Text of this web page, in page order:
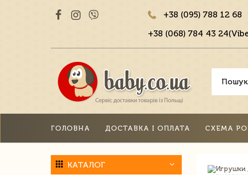
+38 (095) 788 12 68
+38 (068) 784 43
ГОЛОВНА ДОСТАВКА І ОПЛАТА СХЕМА
КАТАЛОГ